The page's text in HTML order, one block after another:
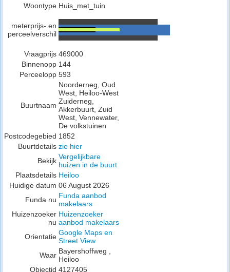
Woontype Huis_met_tuin
meterprijs- en
perceelverschil
Vraagprijs 469000
Binnenopp 144
Perceelopp 593
Buurtnaam
Noorderneg, Oud
West, Heiloo-West
Zuiderneg,
Akkerbuurt, Zuid
West, Vennewater,
De volkstuinen
Postcodegebied 1852
Buurtdetails zie hier
Bekijk Vergelijkbare
huizen in de buurt
Plaatsdetails Heiloo
Huidige datum 06 August 2026
Funda nu Funda aanbod
makelaars
Huizenzoeker
nu
Huizenzoeker
aanbod makelaars
Orientatie Google Maps en
Street View
Waar Bayershoffweg ,
Heiloo
Objectid 4127405